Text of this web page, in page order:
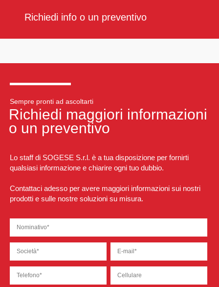
Richiedi info o un preventivo
Sempre pronti ad ascoltarti
Richiedi maggiori informazioni
o un preventivo
Lo staff di SOGESE S.r.l. è a tua disposizione per fornirti
qualsiasi informazione e chiarire ogni tuo dubbio.
Contattaci adesso per avere maggiori informazioni sui nostri
prodotti e sulle nostre soluzioni su misura.